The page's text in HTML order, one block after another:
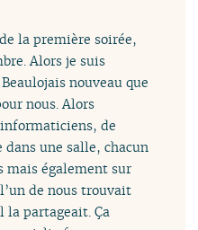
la première soirée,
Alors je suis
nouveau que
nous. Alors
de
dans une salle, chacun
mais également sur
de nous trouvait
la partageait. Ça